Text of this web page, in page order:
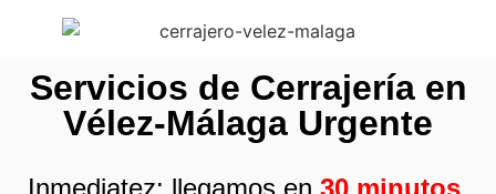
Servicios de Cerrajería en
Vélez-Málaga Urgente